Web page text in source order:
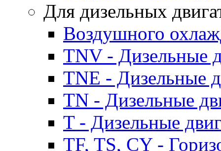
Для дизельных
Воздушного
TNV - Дизельные
TNE - Дизельные
TN - Дизельные
T - Дизельные
TF, TS, CY -